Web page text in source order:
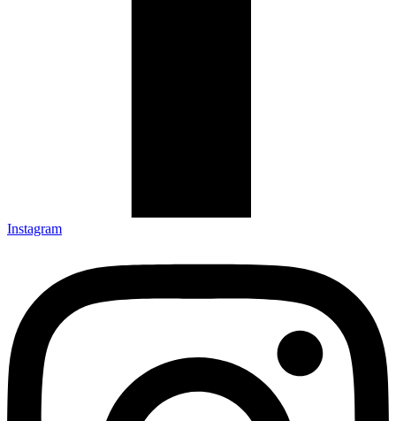
Instagram